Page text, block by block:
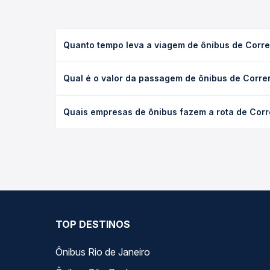
Quanto tempo leva a viagem de ônibus de
(convencional, executivo ou leito) e as condições
Qual é o valor da passagem de ônibus de
tipo de poltrona e a antecedência da compra. Na
Quais empresas de ônibus fazem a rota de
TOP DESTINOS
Ônibus Rio de Janeiro